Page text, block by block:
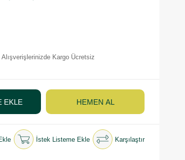
Kargo Ücretsiz
İstek Listeme Ekle Karşılaştır